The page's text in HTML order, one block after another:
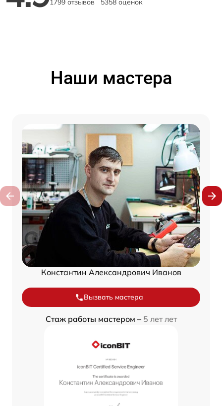
1799 отзывов 5358 оценок
Наши мастера
Константин Александрович Иванов
Вызвать мастера
Стаж работы мастером – 5 лет лет